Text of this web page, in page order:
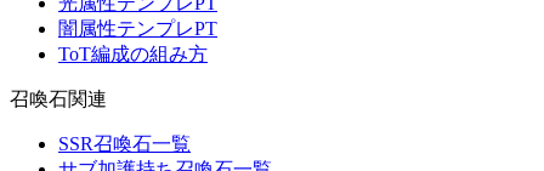
闇属性テンプレPT
ToT編成の組み方
召喚石関連
SSR召喚石一覧